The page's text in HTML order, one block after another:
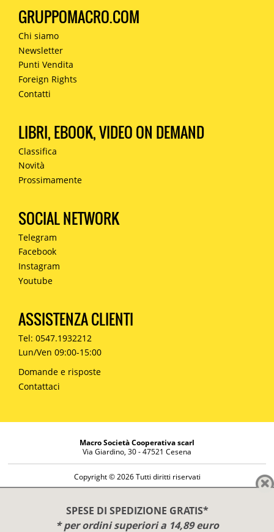
SPESE DI SPEDIZIONE GRATIS*
* per ordini superiori a 14,89 euro
GRUPPOMACRO.COM
Chi siamo
Newsletter
Punti Vendita
Foreign Rights
Contatti
LIBRI, EBOOK, VIDEO ON DEMAND
Classifica
Novità
Prossimamente
SOCIAL NETWORK
Telegram
Facebook
Instagram
Youtube
ASSISTENZA CLIENTI
Tel: 0547.1932212
Lun/Ven 09:00-15:00
Domande e risposte
Contattaci
Macro Società Cooperativa scarl
Via Giardino, 30 - 47521 Cesena
Copyright © 2026 Tutti diritti riservati
Diritto di reso